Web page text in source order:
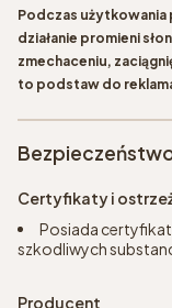
Podczas użytkowania
działanie promieni
zmechaceniu,
to podstaw do
Certyfikaty i
Posiada
szkodliwych
Producent